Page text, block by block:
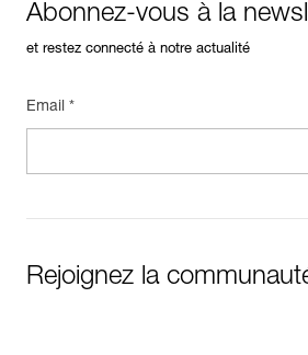
Abonnez-vous à la
et restez connecté à notre actualité
Email *
Rejoignez la